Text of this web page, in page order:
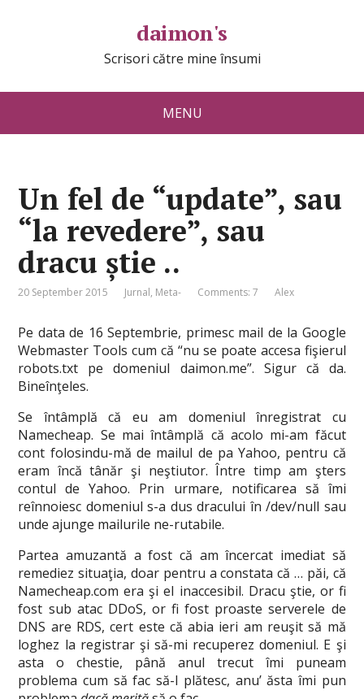
daimon's
Scrisori către mine însumi
MENU
Un fel de “update”, sau
“la revedere”, sau
dracu știe ..
20 September 2015 Jurnal, Meta- Comments: 7 Alex
Pe data de 16 Septembrie, primesc mail de la Google
Webmaster Tools cum că “nu se poate accesa fişierul
robots.txt pe domeniul daimon.me”. Sigur că da.
Bineînţeles.
Se întâmplă că eu am domeniul înregistrat cu
Namecheap. Se mai întâmplă că acolo mi-am făcut
cont folosindu-mă de mailul de pa Yahoo, pentru că
eram încă tânăr şi neştiutor. Între timp am şters
contul de Yahoo. Prin urmare, notificarea să îmi
reînnoiesc domeniul s-a dus dracului în /dev/null sau
unde ajunge mailurile ne-rutabile.
Partea amuzantă a fost că am încercat imediat să
remediez situaţia, doar pentru a constata că … păi, că
Namecheap.com era şi el inaccesibil. Dracu ştie, or fi
fost sub atac DDoS, or fi fost proaste serverele de
DNS are RDS, cert este că abia ieri am reuşit să mă
loghez la registrar şi să-mi recuperez domeniul. E şi
asta o chestie, până anul trecut îmi puneam
problema cum să fac să-l plătesc, anu’ ăsta îmi pun